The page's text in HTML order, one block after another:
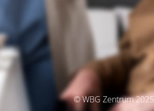
© WBG Zentrum 2025